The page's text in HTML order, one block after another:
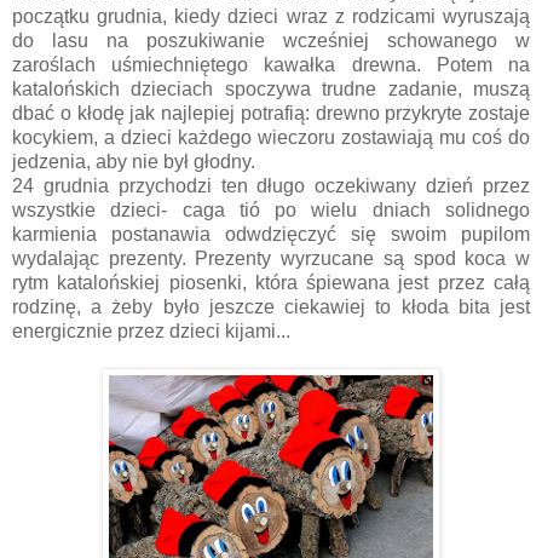
początku grudnia, kiedy dzieci wraz z rodzicami wyruszają
do lasu na poszukiwanie wcześniej schowanego w
zaroślach uśmiechniętego kawałka drewna. Potem na
katalońskich dzieciach spoczywa trudne zadanie, muszą
dbać o kłodę jak najlepiej potrafią: drewno przykryte zostaje
kocykiem, a dzieci każdego wieczoru zostawiają mu coś do
jedzenia, aby nie był głodny.
24 grudnia przychodzi ten długo oczekiwany dzień przez
wszystkie dzieci- caga tió po wielu dniach solidnego
karmienia postanawia odwdzięczyć się swoim pupilom
wydalając prezenty. Prezenty wyrzucane są spod koca w
rytm katalońskiej piosenki, która śpiewana jest przez całą
rodzinę, a żeby było jeszcze ciekawiej to kłoda bita jest
energicznie przez dzieci kijami...